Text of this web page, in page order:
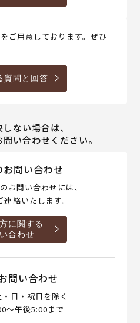
ご用意しております。ぜひ
質問と回答
ない場合は、
い合わせください。
お問い合わせ
お問い合わせには、
絡いたします。
に関する
合わせ
問い合わせ
日・祝日を除く
～午後5:00まで